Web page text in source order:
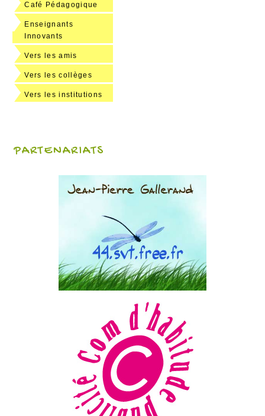
Café Pédagogique
Enseignants
Innovants
Vers les amis
Vers les collèges
Vers les institutions
PARTENARIATS